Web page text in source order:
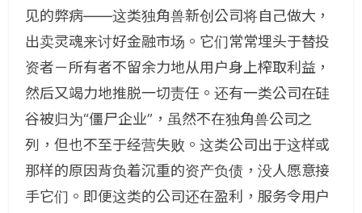
见的弊病——这类独角兽新创公司将自己做大，
出卖灵魂来讨好金融市场。它们常常埋头于替投
资者－所有者不留余力地从用户身上榨取利益，
然后又竭力地推脱一切责任。还有一类公司在硅
谷被归为“僵尸企业”，虽然不在独角兽公司之
列，但也不至于经营失败。这类公司出于这样或
那样的原因背负着沉重的资产负债，没人愿意接
手它们。即便这类的公司还在盈利，服务令用户